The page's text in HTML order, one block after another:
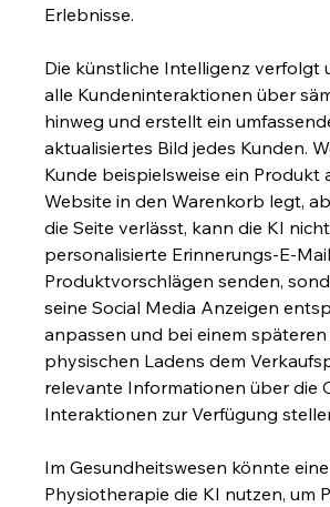
Erlebnisse.
Die künstliche Intelligenz verfolgt
alle Kundeninteraktionen über
hinweg und erstellt ein
aktualisiertes Bild jedes Kunden.
Kunde beispielsweise ein Produkt
Website in den Warenkorb legt,
die Seite verlässt, kann die KI
personalisierte Erinnerungs-E-
Produktvorschlägen senden,
seine Social Media Anzeigen
anpassen und bei einem späteren
physischen Ladens dem
relevante Informationen über die
Interaktionen zur Verfügung
Im Gesundheitswesen könnte
Physiotherapie die KI nutzen, um